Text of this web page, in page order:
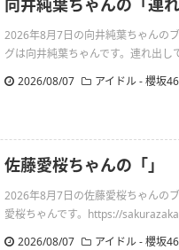
向井純葉ちゃんの「連れ
2026年8月7日の向井純葉ちゃんの
グは向井純葉ちゃんです。連れ出
2026/08/07
アイドル - 櫻坂46
佐藤愛桜ちゃんの「」
2026年8月7日の佐藤愛桜ちゃんの
愛桜ちゃんです。https://
2026/08/07
アイドル - 櫻坂46